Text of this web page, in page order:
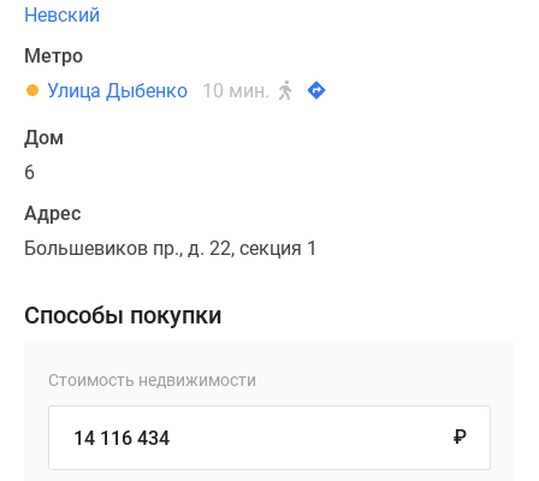
Невский
Метро
Улица Дыбенко
10 мин.
Дом
6
Адрес
Большевиков пр., д. 22, секция 1
Способы покупки
Стоимость недвижимости
₽